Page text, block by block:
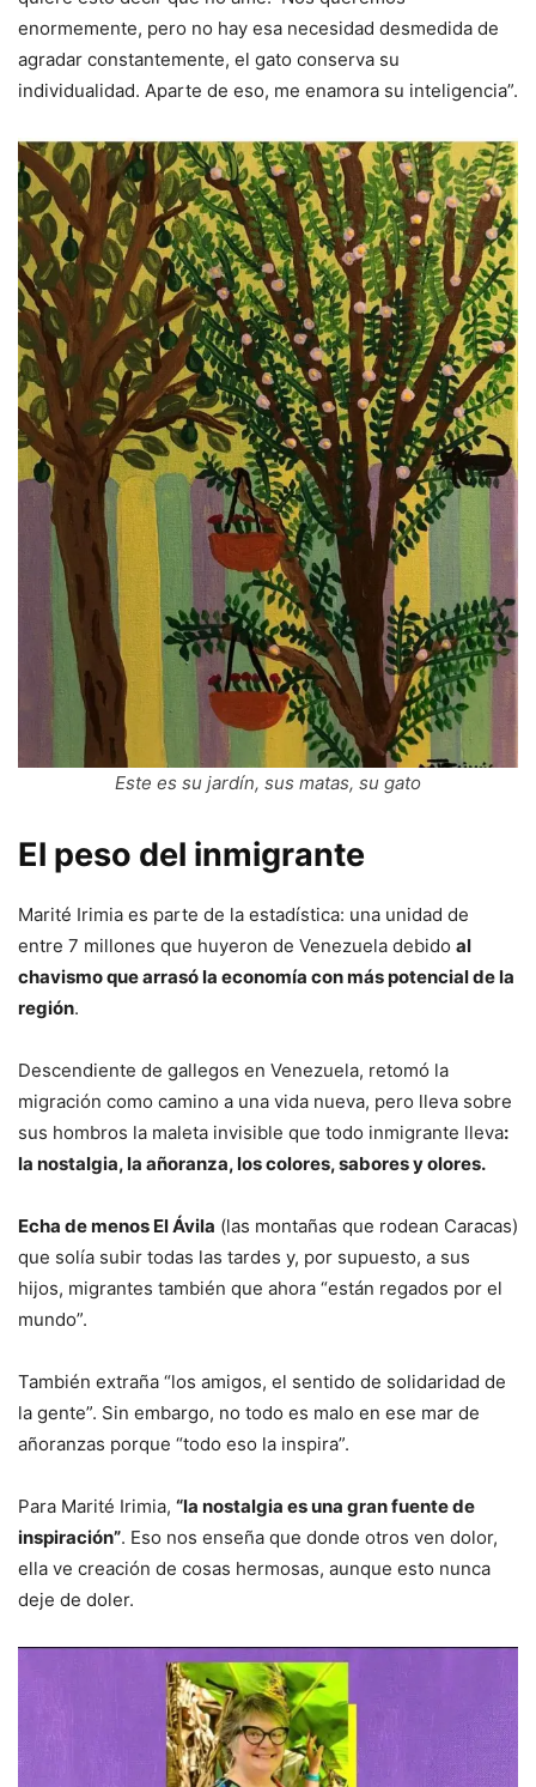
enormemente, pero no hay esa necesidad desmedida de
agradar constantemente, el gato conserva su
individualidad. Aparte de eso, me enamora su inteligencia”.
Este es su jardín, sus matas, su gato
El peso del inmigrante
Marité Irimia es parte de la estadística: una unidad de
entre 7 millones que huyeron de Venezuela debido al
chavismo que arrasó la economía con más potencial de la
región.
Descendiente de gallegos en Venezuela, retomó la
migración como camino a una vida nueva, pero lleva sobre
sus hombros la maleta invisible que todo inmigrante lleva:
la nostalgia, la añoranza, los colores, sabores y olores.
Echa de menos El Ávila (las montañas que rodean Caracas)
que solía subir todas las tardes y, por supuesto, a sus
hijos, migrantes también que ahora “están regados por el
mundo”.
También extraña “los amigos, el sentido de solidaridad de
la gente”. Sin embargo, no todo es malo en ese mar de
añoranzas porque “todo eso la inspira”.
Para Marité Irimia, “la nostalgia es una gran fuente de
inspiración”. Eso nos enseña que donde otros ven dolor,
ella ve creación de cosas hermosas, aunque esto nunca
deje de doler.